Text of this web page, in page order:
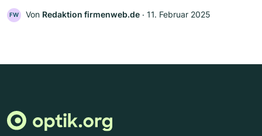
FW Von Redaktion firmenweb.de ‧ 11. Februar 2025